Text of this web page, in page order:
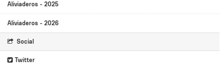
Aliviaderos - 2025
Aliviaderos - 2026
Social
Twitter